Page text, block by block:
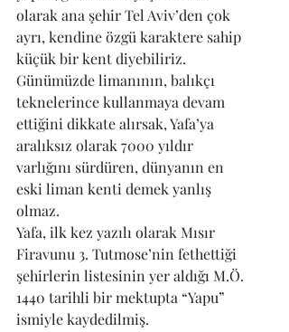
olarak ana şehir Tel Aviv’den çok
ayrı, kendine özgü karaktere sahip
küçük bir kent diyebiliriz.
Günümüzde limanının, balıkçı
teknelerince kullanmaya devam
ettiğini dikkate alırsak, Yafa’ya
aralıksız olarak 7000 yıldır
varlığını sürdüren, dünyanın en
eski liman kenti demek yanlış
olmaz.
Yafa, ilk kez yazılı olarak Mısır
Firavunu 3. Tutmose’nin fethettiği
şehirlerin listesinin yer aldığı M.Ö.
1440 tarihli bir mektupta “Yapu”
ismiyle kaydedilmiş.